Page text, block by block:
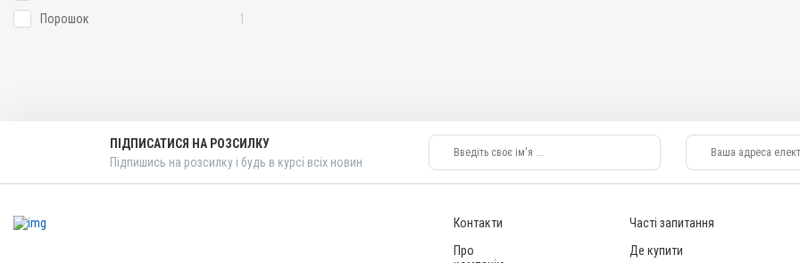
Порошок
1
ПІДПИСАТИСЯ НА РОЗСИЛКУ
Підпишись на розсилку і будь в курсі всіх новин
Контакти
Про
Часті запитання
Де купити